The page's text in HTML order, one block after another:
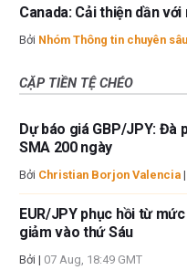
Canada: Cải thiện dần
Bởi Nhóm Thông tin chuyên
CẶP TIỀN TỆ CHÉO
Dự báo giá GBP/JPY:
SMA 200 ngày
Bởi Christian Borjon Valencia |
EUR/JPY phục hồi từ
giảm vào thứ Sáu
Bởi | 07 Aug, 18:49 GMT